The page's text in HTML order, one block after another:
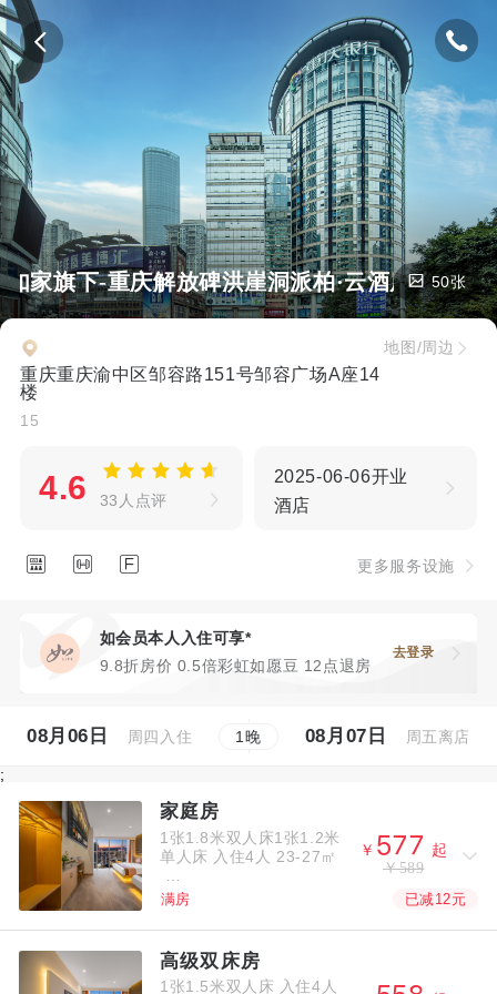
家旗下-重庆解放碑洪崖洞派柏·云酒店 50张
重庆重庆渝中区邹容路151号邹容广场A座14
楼
15
地图/周边
4.6 33人点评
2025-06-06开业
酒店
   更多服务设施
如会员本人入住可享*
9.8折房价 0.5倍彩虹如愿豆 12点退房
去登录
08月06日 周四入住 1晚 08月07日 周五离店
;
家庭房
1张1.8米双人床1张1.2米
单人床 入住4人 23-27㎡ ￥   
起
￥589
满房 已减12元
高级双床房
1张1.5米双人床 入住4人